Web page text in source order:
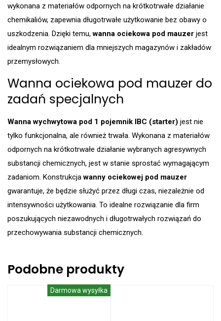
wykonana z materiałów odpornych na krótkotrwałe działanie
chemikaliów, zapewnia długotrwałe użytkowanie bez obawy o
uszkodzenia. Dzięki temu,wanna ociekowa pod mauzer jest
idealnym rozwiązaniem dla mniejszych magazynów i zakładów
przemysłowych.
Wanna ociekowa pod mauzer do
zadań specjalnych
Wanna wychwytowa pod 1 pojemnik IBC (starter) jest nie
tylko funkcjonalna, ale również trwała. Wykonana z materiałów
odpornych na krótkotrwałe działanie wybranych agresywnych
substancji chemicznych, jest w stanie sprostać wymagającym
zadaniom. Konstrukcjawanny ociekowej pod mauzer
gwarantuje, że będzie służyć przez długi czas, niezależnie od
intensywności użytkowania. To idealne rozwiązanie dla firm
poszukujących niezawodnych i długotrwałych rozwiązań do
przechowywania substancji chemicznych.
Podobne produkty
Darmowa wysyłka